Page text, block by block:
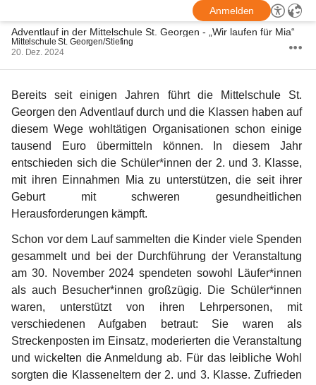
Anmelden
Adventlauf in der Mittelschule St. Georgen - „Wir laufen für Mia“
Mittelschule St. Georgen/Stiefing
20. Dez. 2024
Bereits seit einigen Jahren führt die Mittelschule St.
Georgen den Adventlauf durch und die Klassen haben auf
diesem Wege wohltätigen Organisationen schon einige
tausend Euro übermitteln können. In diesem Jahr
entschieden sich die Schüler*innen der 2. und 3. Klasse,
mit ihren Einnahmen Mia zu unterstützen, die seit ihrer
Geburt mit schweren gesundheitlichen
Herausforderungen kämpft.
Schon vor dem Lauf sammelten die Kinder viele Spenden
gesammelt und bei der Durchführung der Veranstaltung
am 30. November 2024 spendeten sowohl Läufer*innen
als auch Besucher*innen großzügig. Die Schüler*innen
waren, unterstützt von ihren Lehrpersonen, mit
verschiedenen Aufgaben betraut: Sie waren als
Streckenposten im Einsatz, moderierten die Veranstaltung
und wickelten die Anmeldung ab. Für das leibliche Wohl
sorgten die Klasseneltern der 2. und 3. Klasse. Zufrieden